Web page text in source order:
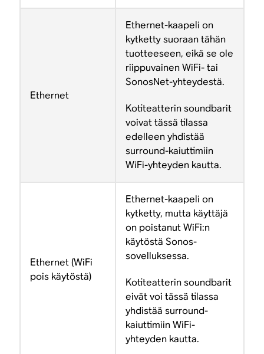
Ethernet
Ethernet-kaapeli on
kytketty suoraan tähän
tuotteeseen, eikä se ole
riippuvainen WiFi- tai
SonosNet-yhteydestä.
Kotiteatterin soundbarit
voivat tässä tilassa
edelleen yhdistää
surround-kaiuttimiin
WiFi-yhteyden kautta.
Ethernet (WiFi
pois käytöstä)
Ethernet-kaapeli on
kytketty, mutta käyttäjä
on poistanut WiFi:n
käytöstä Sonos-
sovelluksessa.
Kotiteatterin soundbarit
eivät voi tässä tilassa
yhdistää surround-
kaiuttimiin WiFi-
yhteyden kautta.